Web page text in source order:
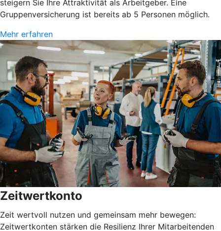
steigern Sie Ihre Attraktivität als Arbeitgeber. Eine
Gruppenversicherung ist bereits ab 5 Personen möglich.
Mehr erfahren
Zeitwertkonto
Zeit wertvoll nutzen und gemeinsam mehr bewegen:
Zeitwertkonten stärken die Resilienz Ihrer Mitarbeitenden